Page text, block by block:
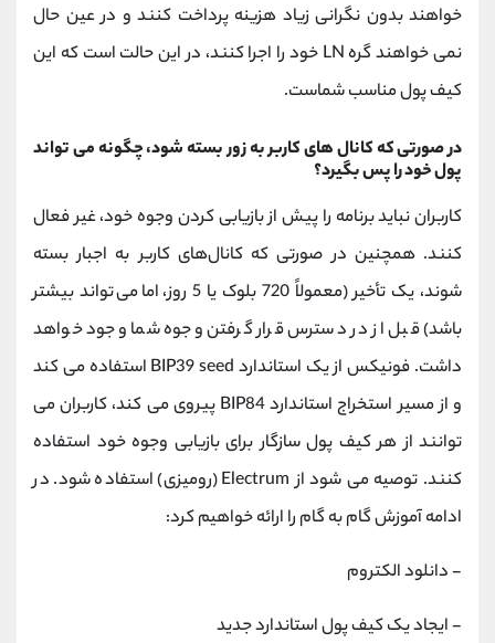
خواهند بدون نگرانی زیاد هزینه پرداخت کنند و در عین حال
نمی خواهند گره LN خود را اجرا کنند، در این حالت است که این
کیف پول مناسب شماست.
در صورتی که کانال های کاربر به زور بسته شود، چگونه می تواند
پول خود را پس بگیرد؟
کاربران نباید برنامه را پیش از بازیابی کردن وجوه خود، غیر فعال
کنند. همچنین در صورتی که کانال‌های کاربر به اجبار بسته
شوند، یک تأخیر (معمولاً 720 بلوک یا 5 روز، اما می‌تواند بیشتر
باشد) قبل از در دسترس قرار گرفتن وجوه شما وجود خواهد
داشت. فونیکس از یک استاندارد BIP39 seed استفاده می کند
و از مسیر استخراج استاندارد BIP84 پیروی می کند، کاربران می
توانند از هر کیف پول سازگار برای بازیابی وجوه خود استفاده
کنند. توصیه می شود از Electrum (رومیزی) استفاده شود. در
ادامه آموزش گام به گام را ارائه خواهیم کرد:
- دانلود الکتروم
- ایجاد یک کیف پول استاندارد جدید